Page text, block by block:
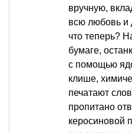
вручную,
всю любовь и
что теперь?
бумаге,
с помощью
клише,
печатают
пропитано
керосиновой